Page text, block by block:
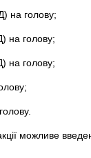
на голову;
на голову;
на голову;
можливе